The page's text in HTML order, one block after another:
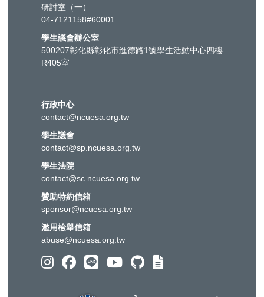
研討室（一）
04-7121158#60001
學生議會辦公室
500207彰化縣彰化市進德路1號學生活動中心四樓
R405室
行政中心
contact@ncuesa.org.tw
學生議會
contact@sp.ncuesa.org.tw
學生法院
contact@sc.ncuesa.org.tw
贊助特約信箱
sponsor@ncuesa.org.tw
濫用檢舉信箱
abuse@ncuesa.org.tw